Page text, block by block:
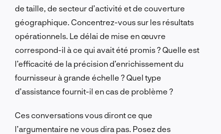
de taille, de secteur d’activité et de couverture
géographique. Concentrez-vous sur les résultats
opérationnels. Le délai de mise en œuvre
correspond-il à ce qui avait été promis ? Quelle est
l’efficacité de la précision d’enrichissement du
fournisseur à grande échelle ? Quel type
d’assistance fournit-il en cas de problème ?
Ces conversations vous diront ce que
l’argumentaire ne vous dira pas. Posez des